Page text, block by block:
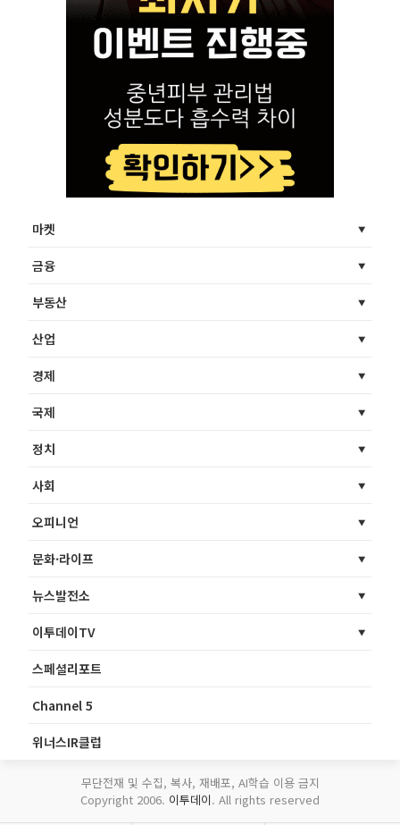
마켓
금융
부동산
산업
경제
국제
정치
사회
오피니언
문화·라이프
뉴스발전소
이투데이TV
스페셜리포트
Channel 5
위너스IR클럽
무단전재 및 수집, 복사, 재배포, AI학습 이용 금지
Copyright 2006. 이투데이. All rights reserved